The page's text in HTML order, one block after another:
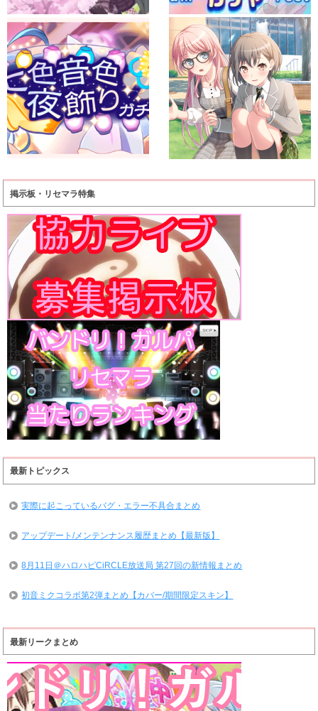
掲示板・リセマラ特集
最新トピックス
実際に起こっているバグ・エラー不具合まとめ
アップデート/メンテンナンス履歴まとめ【最新版】
8月11日＠ハロハピCiRCLE放送局 第27回の新情報まとめ
初音ミクコラボ第2弾まとめ【カバー/期間限定スキン】
最新リークまとめ